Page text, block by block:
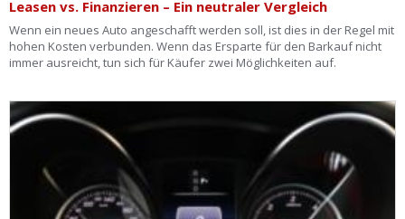
Leasen vs. Finanzieren – Ein neutraler Vergleich
Wenn ein neues Auto angeschafft werden soll, ist dies in der Regel mit
hohen Kosten verbunden. Wenn das Ersparte für den Barkauf nicht
immer ausreicht, tun sich für Käufer zwei Möglichkeiten auf.